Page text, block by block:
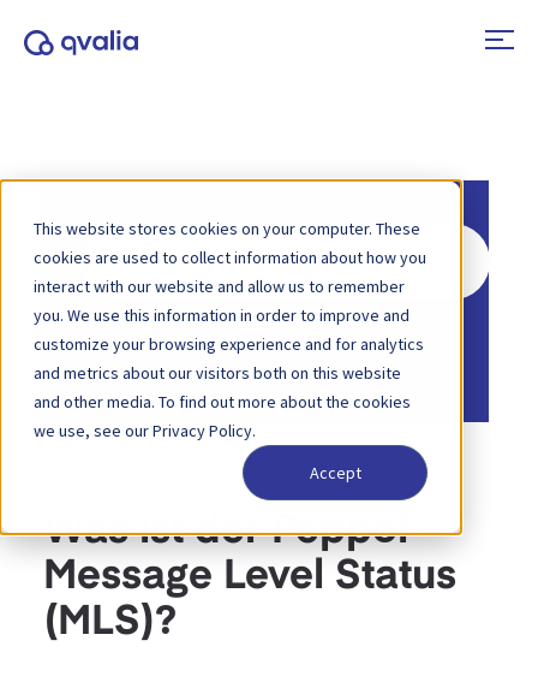
This website stores cookies on your computer. These
cookies are used to collect information about how you
interact with our website and allow us to remember
you. We use this information in order to improve and
customize your browsing experience and for analytics
and metrics about our visitors both on this website
and other media. To find out more about the cookies
we use, see our Privacy Policy.
Accept
Suche
nach
Startseite
Wissensdatenbank
Peppol
Was ist der Peppol
Message Level Status
(MLS)?